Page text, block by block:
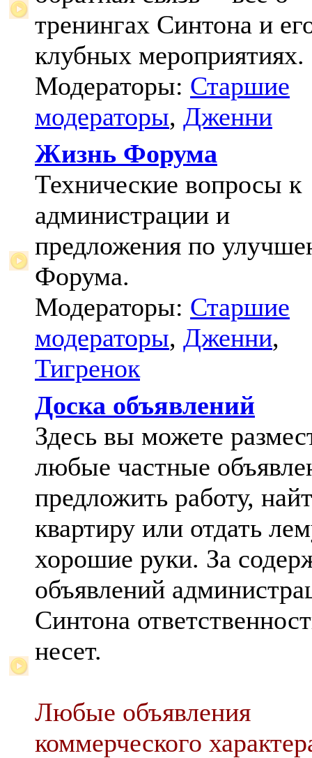
тренингах Синтона и
клубных мероприятиях.
Модераторы: Старшие
модераторы, Дженни
Жизнь Форума
Технические вопросы к
администрации и
предложения по
Форума.
Модераторы: Старшие
модераторы, Дженни,
Тигренок
Доска объявлений
Здесь вы можете
любые частные
предложить работу,
квартиру или отдать
хорошие руки. За
объявлений
Синтона
несет.
Любые объявления
коммерческого